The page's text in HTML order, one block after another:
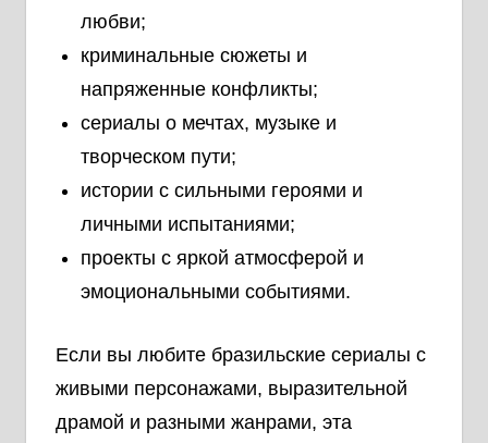
любви;
криминальные сюжеты и
напряженные конфликты;
сериалы о мечтах, музыке и
творческом пути;
истории с сильными героями и
личными испытаниями;
проекты с яркой атмосферой и
эмоциональными событиями.
Если вы любите бразильские сериалы с
живыми персонажами, выразительной
драмой и разными жанрами, эта